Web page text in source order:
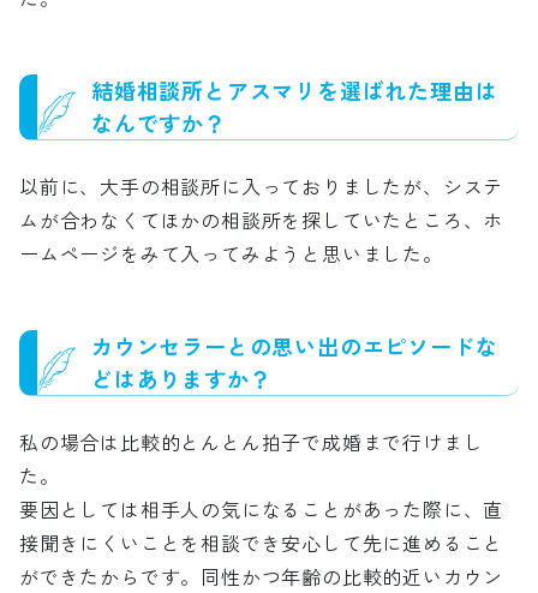
結婚相談所とアスマリを選ばれた理由は
なんですか？
以前に、大手の相談所に入っておりましたが、システ
ムが合わなくてほかの相談所を探していたところ、ホ
ームページをみて入ってみようと思いました。
カウンセラーとの思い出のエピソードな
どはありますか？
私の場合は比較的とんとん拍子で成婚まで行けまし
た。
要因としては相手人の気になることがあった際に、直
接聞きにくいことを相談でき安心して先に進めること
ができたからです。同性かつ年齢の比較的近いカウン